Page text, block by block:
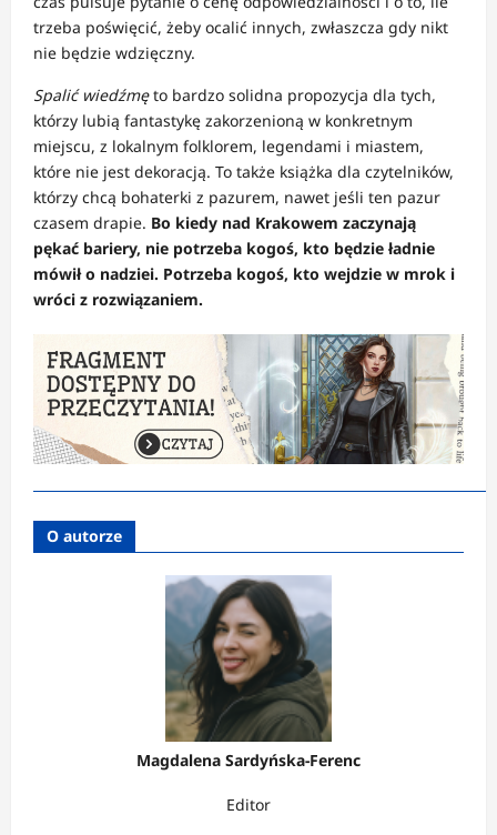
trzeba poświęcić, żeby ocalić innych, zwłaszcza gdy nikt
nie będzie wdzięczny.
Spalić wiedźmęto bardzo solidna propozycja dla tych,
którzy lubią fantastykę zakorzenioną w konkretnym
miejscu, z lokalnym folklorem, legendami i miastem,
które nie jest dekoracją. To także książka dla czytelników,
którzy chcą bohaterki z pazurem, nawet jeśli ten pazur
czasem drapie. Bo kiedy nad Krakowem zaczynają
pękać bariery, nie potrzeba kogoś, kto będzie ładnie
mówił o nadziei. Potrzeba kogoś, kto wejdzie w mrok i
wróci z rozwiązaniem.
O autorze
Magdalena Sardyńska-Ferenc
Editor